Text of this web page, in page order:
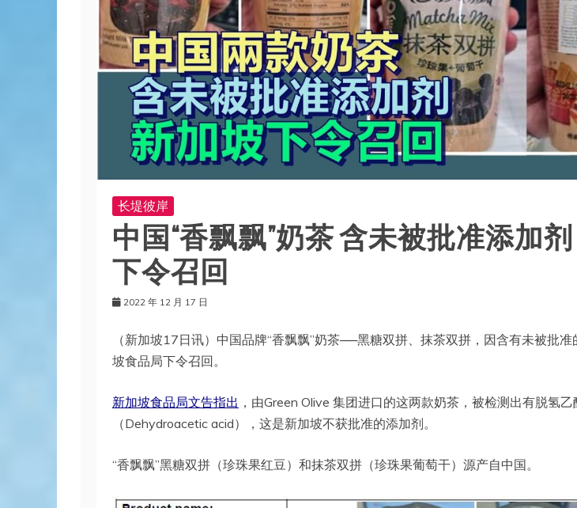
长堤彼岸
中国“香飘飘”奶茶 含未被批准添加
下令召回
2022 年 12 月 17 日
（新加坡17日讯）中国品牌“香飘飘”奶茶──黑糖双拼、抹茶双拼，因含有未被批
坡食品局下令召回。
新加坡食品局文告指出 ，由Green Olive 集团进口的这两款奶茶，被检测出有脱氢乙
（Dehydroacetic acid），这是新加坡不获批准的添加剂。
“香飘飘”黑糖双拼（珍珠果红豆）和抹茶双拼（珍珠果葡萄干）源产自中国。